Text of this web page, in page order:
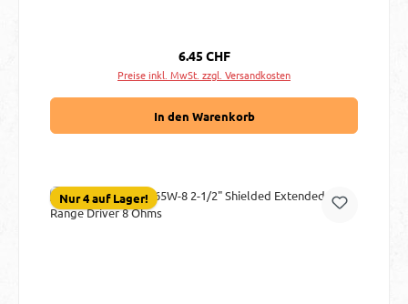
Regulärer Preis:
6.45 CHF
Preise inkl. MwSt. zzgl. Versandkosten
In den Warenkorb
Nur 4 auf Lager!